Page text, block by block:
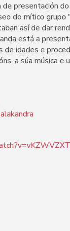
de presentación
do mítico
así de dar
está a
idades e
a súa música